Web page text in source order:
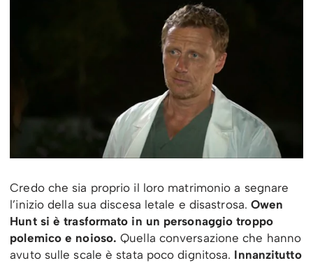
Credo che sia proprio il loro matrimonio a segnare
l’inizio della sua discesa letale e disastrosa.Owen
Hunt si è trasformato in un personaggio troppo
polemico e noioso. Quella conversazione che hanno
avuto sulle scale è stata poco dignitosa. Innanzitutto